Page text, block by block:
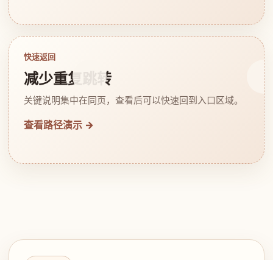
快速返回
减少重复跳转
关键说明集中在同页，查看后可以快速回到入口区域。
查看路径演示 →